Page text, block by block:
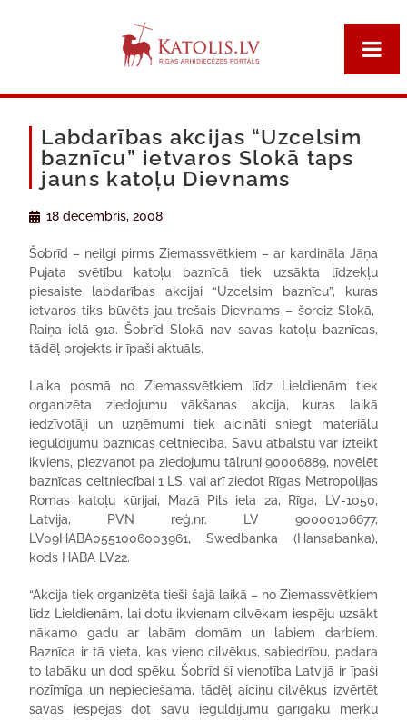
Labdarības akcijas “Uzcelsim
baznīcu” ietvaros Slokā taps
jauns katoļu Dievnams
18 decembris, 2008
Šobrīd – neilgi pirms Ziemassvētkiem – ar kardināla Jāņa
Pujata svētību katoļu baznīcā tiek uzsākta līdzekļu
piesaiste labdarības akcijai “Uzcelsim baznīcu”, kuras
ietvaros tiks būvēts jau trešais Dievnams – šoreiz Slokā,
Raiņa ielā 91a. Šobrīd Slokā nav savas katoļu baznīcas,
tādēļ projekts ir īpaši aktuāls.
Laika posmā no Ziemassvētkiem līdz Lieldienām tiek
organizēta ziedojumu vākšanas akcija, kuras laikā
iedzīvotāji un uzņēmumi tiek aicināti sniegt materiālu
ieguldījumu baznīcas celtniecībā. Savu atbalstu var izteikt
ikviens, piezvanot pa ziedojumu tālruni 90006889, novēlēt
baznīcas celtniecībai 1 LS, vai arī ziedot Rīgas Metropolijas
Romas katoļu kūrijai, Mazā Pils iela 2a, Rīga, LV-1050,
Latvija, PVN reģ.nr. LV 90000106677,
LV09HABA0551006003961, Swedbanka (Hansabanka),
kods HABA LV22.
“Akcija tiek organizēta tieši šajā laikā – no Ziemassvētkiem
līdz Lieldienām, lai dotu ikvienam cilvēkam iespēju uzsākt
nākamo gadu ar labām domām un labiem darbiem.
Baznīca ir tā vieta, kas vieno cilvēkus, sabiedrību, padara
to labāku un dod spēku. Šobrīd šī vienotība Latvijā ir īpaši
nozīmīga un nepieciešama, tādēļ aicinu cilvēkus izvērtēt
savas iespējas dot savu ieguldījumu garīgāku mērķu